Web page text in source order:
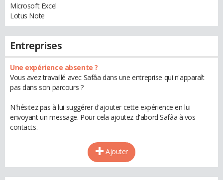
Microsoft Excel
Lotus Note
Entreprises
Une expérience absente ?
Vous avez travaillé avec Safâa dans une entreprise qui n'apparaît
pas dans son parcours ?
N'hésitez pas à lui suggérer d'ajouter cette expérience en lui
envoyant un message. Pour cela ajoutez d'abord Safâa à vos
contacts.
Ajouter